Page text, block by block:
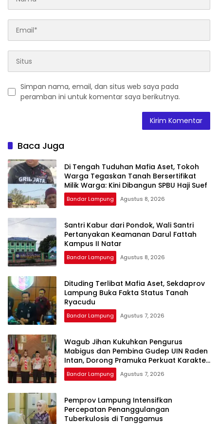
Simpan nama, email, dan situs web saya pada
peramban ini untuk komentar saya berikutnya.
Baca Juga
Di Tengah Tuduhan Mafia Aset, Tokoh
Warga Tegaskan Tanah Bersertifikat
Milik Warga: Kini Dibangun SPBU Haji Suef
Bandar Lampung Agustus 8, 2026
Santri Kabur dari Pondok, Wali Santri
Pertanyakan Keamanan Darul Fattah
Kampus II Natar
Bandar Lampung Agustus 8, 2026
Dituding Terlibat Mafia Aset, Sekdaprov
Lampung Buka Fakta Status Tanah
Ryacudu
Bandar Lampung Agustus 7, 2026
Wagub Jihan Kukuhkan Pengurus
Mabigus dan Pembina Gudep UIN Raden
Intan, Dorong Pramuka Perkuat Karakter
Generasi Muda
Bandar Lampung Agustus 7, 2026
Pemprov Lampung Intensifkan
Percepatan Penanggulangan
Tuberkulosis di Tanggamus